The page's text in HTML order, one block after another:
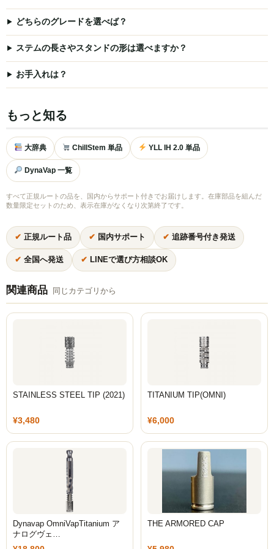
どちらのグレードを選べば？
ステムの長さやスタンドの形は選べますか？
お手入れは？
もっと知る
大辞典 ChillStem 単品 YLL IH 2.0 単品
DynaVap 一覧
すべて正規ルートの品を、国内からサポート付きでお届けします。在庫部品を組んだ
数量限定セットのため、表示在庫がなくなり次第終了です。
✔ 正規ルート品 ✔ 国内サポート ✔ 追跡番号付き発送
✔ 全国へ発送 ✔ LINEで選び方相談OK
関連商品 同じカテゴリから
STAINLESS STEEL TIP (2021)
¥3,480
TITANIUM TIP(OMNI)
¥6,000
Dynavap OmniVapTitanium ア
ナログヴェ…
THE ARMORED CAP